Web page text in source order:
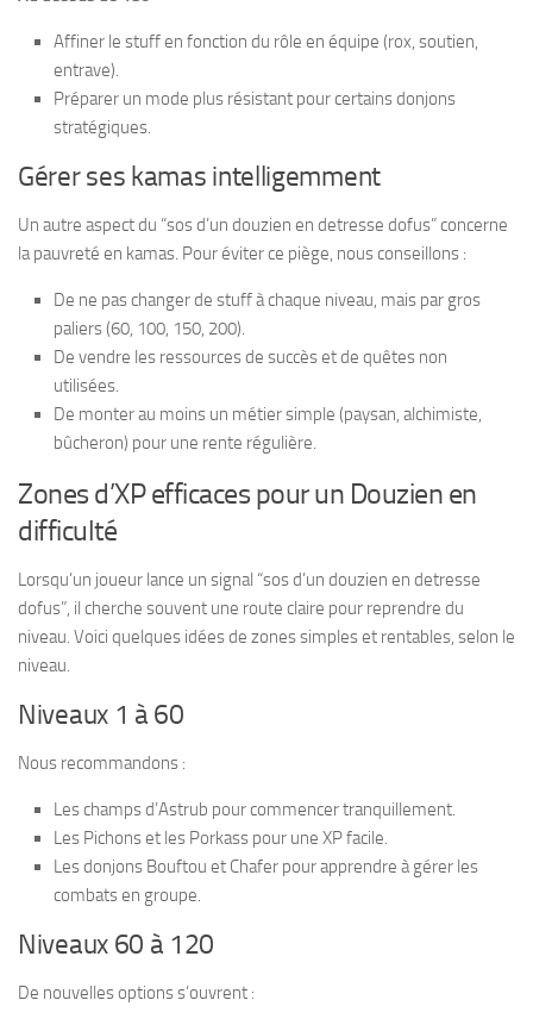
Affiner le stuff en fonction du rôle en équipe (rox, soutien,
entrave).
Préparer un mode plus résistant pour certains donjons
stratégiques.
Gérer ses kamas intelligemment
Un autre aspect du “sos d’un douzien en detresse dofus” concerne
la pauvreté en kamas. Pour éviter ce piège, nous conseillons :
De ne pas changer de stuff à chaque niveau, mais par gros
paliers (60, 100, 150, 200).
De vendre les ressources de succès et de quêtes non
utilisées.
De monter au moins un métier simple (paysan, alchimiste,
bûcheron) pour une rente régulière.
Zones d’XP efficaces pour un Douzien en
difficulté
Lorsqu’un joueur lance un signal “sos d’un douzien en detresse
dofus”, il cherche souvent une route claire pour reprendre du
niveau. Voici quelques idées de zones simples et rentables, selon le
niveau.
Niveaux 1 à 60
Nous recommandons :
Les champs d’Astrub pour commencer tranquillement.
Les Pichons et les Porkass pour une XP facile.
Les donjons Bouftou et Chafer pour apprendre à gérer les
combats en groupe.
Niveaux 60 à 120
De nouvelles options s’ouvrent :